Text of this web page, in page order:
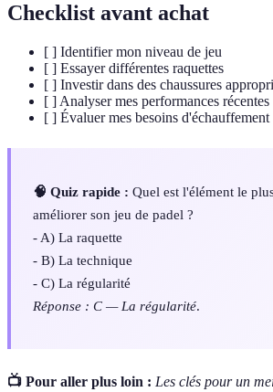
Checklist avant achat
[ ] Identifier mon niveau de jeu
[ ] Essayer différentes raquettes
[ ] Investir dans des chaussures
[ ] Analyser mes performances récentes
[ ] Évaluer mes besoins d'échauffement
🧠 Quiz rapide : Quel est l'élément le
améliorer son jeu de padel ?
- A) La raquette
- B) La technique
- C) La régularité
Réponse : C — La régularité.
📺 Pour aller plus loin : Les clés pour un